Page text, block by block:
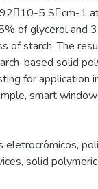
5 Scm-1
of glycerol and
of starch. The
based solid
for application
smart
eletrocrômicos,
, solid